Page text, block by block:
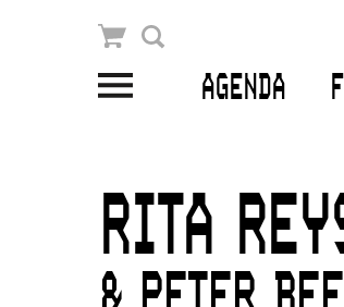
AGENDA
Winkelmandje
Openingstijden &
Bereikbaarheid
Kaartverkoop
RITA